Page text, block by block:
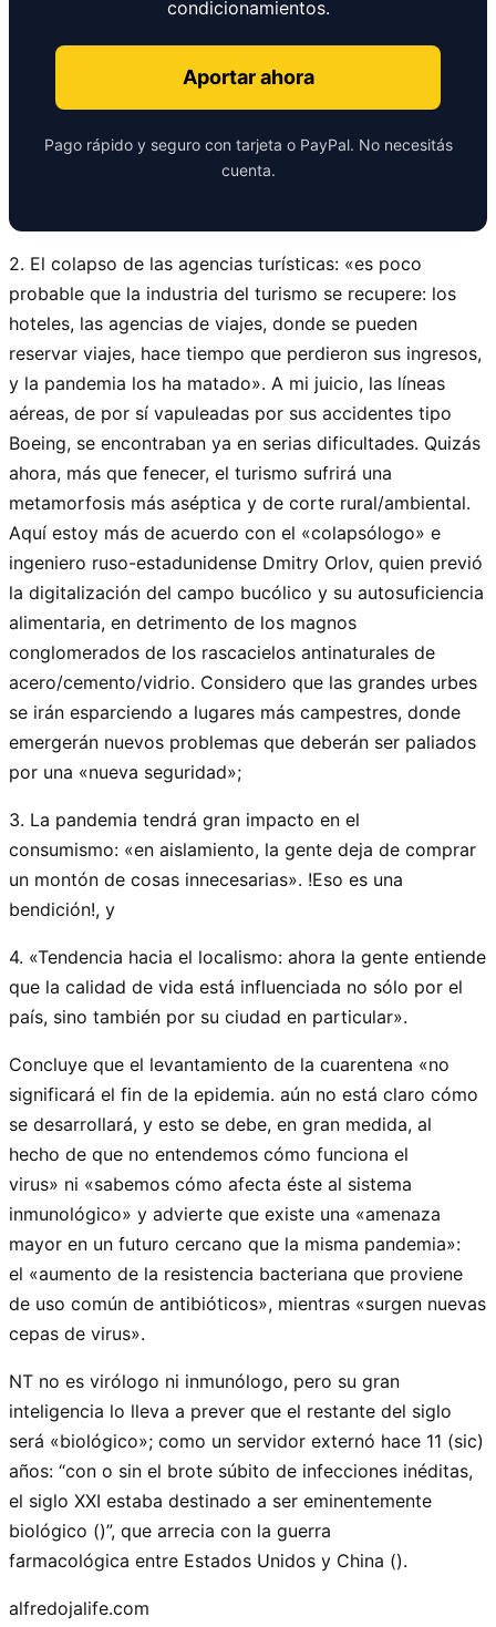
condicionamientos.
Aportar ahora
Pago rápido y seguro con tarjeta o PayPal. No necesitás
cuenta.
2. El colapso de las agencias turísticas: «es poco
probable que la industria del turismo se recupere: los
hoteles, las agencias de viajes, donde se pueden
reservar viajes, hace tiempo que perdieron sus ingresos,
y la pandemia los ha matado». A mi juicio, las líneas
aéreas, de por sí vapuleadas por sus accidentes tipo
Boeing, se encontraban ya en serias dificultades. Quizás
ahora, más que fenecer, el turismo sufrirá una
metamorfosis más aséptica y de corte rural/ambiental.
Aquí estoy más de acuerdo con el «colapsólogo» e
ingeniero ruso-estadunidense Dmitry Orlov, quien previó
la digitalización del campo bucólico y su autosuficiencia
alimentaria, en detrimento de los magnos
conglomerados de los rascacielos antinaturales de
acero/cemento/vidrio. Considero que las grandes urbes
se irán esparciendo a lugares más campestres, donde
emergerán nuevos problemas que deberán ser paliados
por una «nueva seguridad»;
3. La pandemia tendrá gran impacto en el
consumismo: «en aislamiento, la gente deja de comprar
un montón de cosas innecesarias». !Eso es una
bendición!, y
4. «Tendencia hacia el localismo: ahora la gente entiende
que la calidad de vida está influenciada no sólo por el
país, sino también por su ciudad en particular».
Concluye que el levantamiento de la cuarentena «no
significará el fin de la epidemia. aún no está claro cómo
se desarrollará, y esto se debe, en gran medida, al
hecho de que no entendemos cómo funciona el
virus» ni «sabemos cómo afecta éste al sistema
inmunológico» y advierte que existe una «amenaza
mayor en un futuro cercano que la misma pandemia»:
el «aumento de la resistencia bacteriana que proviene
de uso común de antibióticos», mientras «surgen nuevas
cepas de virus».
NT no es virólogo ni inmunólogo, pero su gran
inteligencia lo lleva a prever que el restante del siglo
será «biológico»; como un servidor externó hace 11 (sic)
años: “con o sin el brote súbito de infecciones inéditas,
el siglo XXI estaba destinado a ser eminentemente
biológico ()”, que arrecia con la guerra
farmacológica entre Estados Unidos y China ().
alfredojalife.com